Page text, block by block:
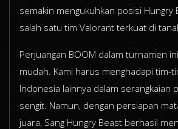
semakin mengukuhkan posisi Hungry
salah satu tim Valorant terkuat di
Perjuangan BOOM dalam turnamen
mudah. Kami harus menghadapi tim-
Indonesia lainnya dalam serangkaian
sengit. Namun, dengan persiapan
juara, Sang Hungry Beast berhasil